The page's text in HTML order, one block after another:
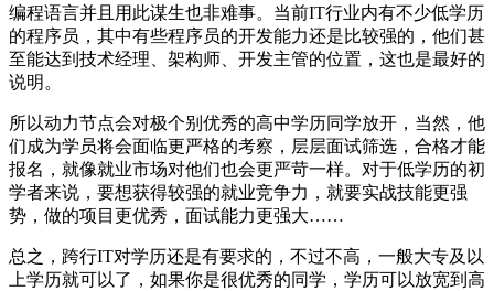
编程语言并且用此谋生也非难事。当前IT行业内有不少低学历
的程序员，其中有些程序员的开发能力还是比较强的，他们甚
至能达到技术经理、架构师、开发主管的位置，这也是最好的
说明。
所以动力节点会对极个别优秀的高中学历同学放开，当然，他
们成为学员将会面临更严格的考察，层层面试筛选，合格才能
报名，就像就业市场对他们也会更严苛一样。对于低学历的初
学者来说，要想获得较强的就业竞争力，就要实战技能更强
势，做的项目更优秀，面试能力更强大……
总之，跨行IT对学历还是有要求的，不过不高，一般大专及以
上学历就可以了，如果你是很优秀的同学，学历可以放宽到高